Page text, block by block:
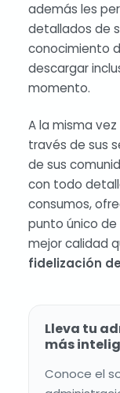
además les
detallados de
conocimiento
descargar
momento.
A la misma
través de sus
de sus
con todo
consumos,
punto único
mejor calidad
fidelización
Lleva tu
más
Conoce el